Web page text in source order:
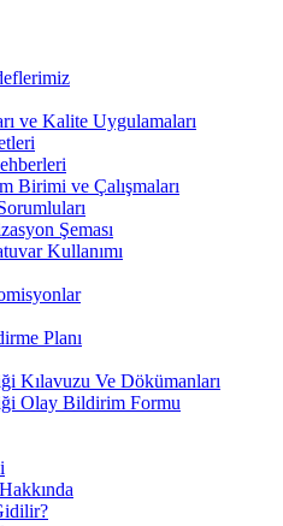
ve Kalite Uygulamaları
Birimi ve Çalışmaları
Şeması
Kullanımı
Planı
Kılavuzu Ve Dökümanları
Olay Bildirim Formu